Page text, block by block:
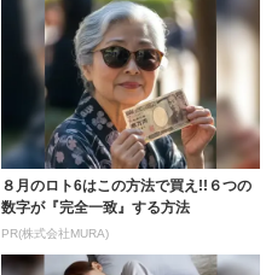
８月のロト6はこの方法で買え!!６つの
数字が『完全一致』する方法
PR(株式会社MURA)